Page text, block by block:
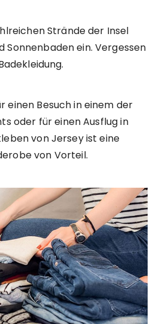
Strände der Insel
Sonnenbaden ein. Vergessen
einen Besuch in einem der
oder für einen Ausflug in
von Jersey ist eine
von Vorteil.